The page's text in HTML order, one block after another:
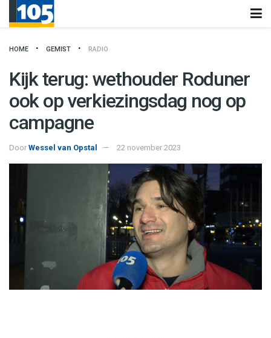
HOME GEMIST RADIO
Kijk terug: wethouder Roduner
ook op verkiezingsdag nog op
campagne
Door Wessel van Opstal 22 november 2023